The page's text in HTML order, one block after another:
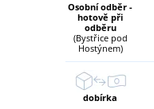
Osobní odběr -
hotově při
odběru
(Bystřice pod
Hostýnem)
dobírka